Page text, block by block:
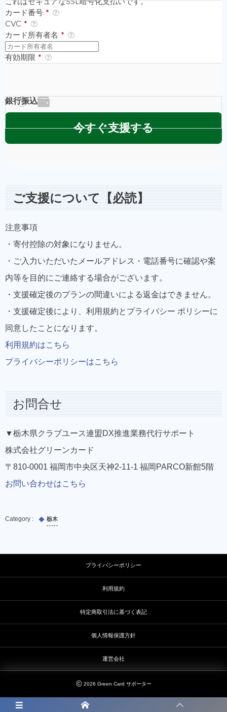
ご支援について【必読】
注意事項
・寄付控除の対象になりません。
・ご入力いただいたメールアドレス・電話番号に確認や案
内等を目的にご連絡する場合がございます。
・支援確定後のプランの間違いによる返金はできません。
・支援確定後により、利用規約とプライバシー ポリシーに
同意したことになります。
利用規約はこちら
プライバシーポリシーはこちら
お問合せ
▼栃木県クラブユース連盟DX推進業務代行サポート
株式会社グリーンカード
〒810-0001 福岡市中央区天神2-11-1 福岡PARCO新館5階
お問い合わせはこちら
栃木
プライバシーポリシー
利用規約
特定商取引法に基づく表記
個人情報保護方針
運営会社
©2026 Green Card サポーター